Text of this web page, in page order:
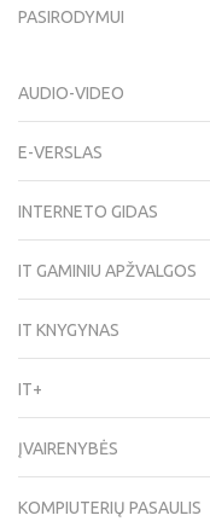
PASIRODYMUI
AUDIO-VIDEO
E-VERSLAS
INTERNETO GIDAS
IT GAMINIU APŽVALGOS
IT KNYGYNAS
IT+
ĮVAIRENYBĖS
KOMPIUTERIŲ PASAULIS